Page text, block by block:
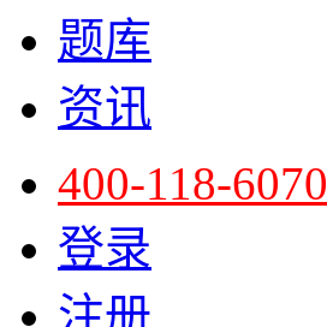
题库
资讯
400-118-6070
登录
注册